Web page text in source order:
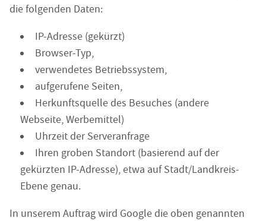
die folgenden Daten:
IP-Adresse (gekürzt)
Browser-Typ,
verwendetes Betriebssystem,
aufgerufene Seiten,
Herkunftsquelle des Besuches (andere
Webseite, Werbemittel)
Uhrzeit der Serveranfrage
Ihren groben Standort (basierend auf der
gekürzten IP-Adresse), etwa auf Stadt/Landkreis-
Ebene genau.
In unserem Auftrag wird Google die oben genannten